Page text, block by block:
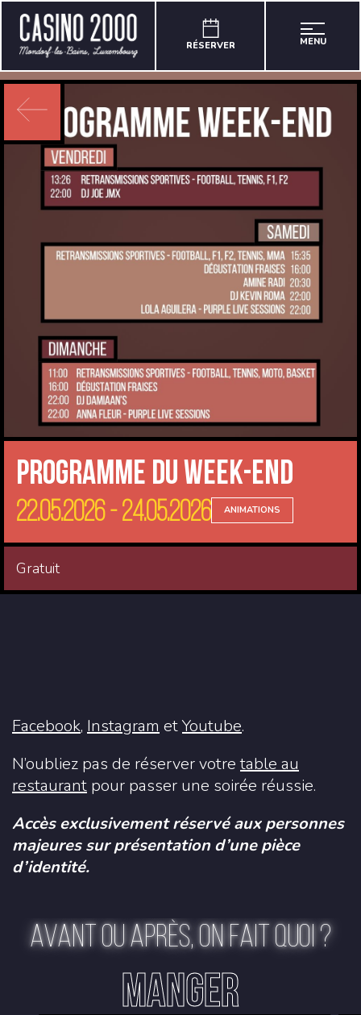
RÉSERVER MENU
Programme du Week-end
22.05.2026 - 24.05.2026 ANIMATIONS
Gratuit
Facebook, Instagram etYoutube.
N’oubliez pas de réserver votretable au
restaurant pour passer une soirée réussie.
Accès exclusivement réservé aux personnes
majeures sur présentation d’une pièce
d’identité.
AVANT OU APRÈS, ON FAIT QUOI ?
MANGER